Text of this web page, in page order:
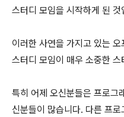
스터디 모임을 시작하게 된 것
이러한 사연을 가지고 있는
스터디 모임이 매우 소중한
특히 어제 오신분들은 프로그
신분들이 많습니다. 다른 프